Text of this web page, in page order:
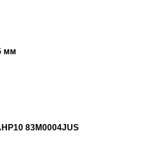
мм
83M0004JUS